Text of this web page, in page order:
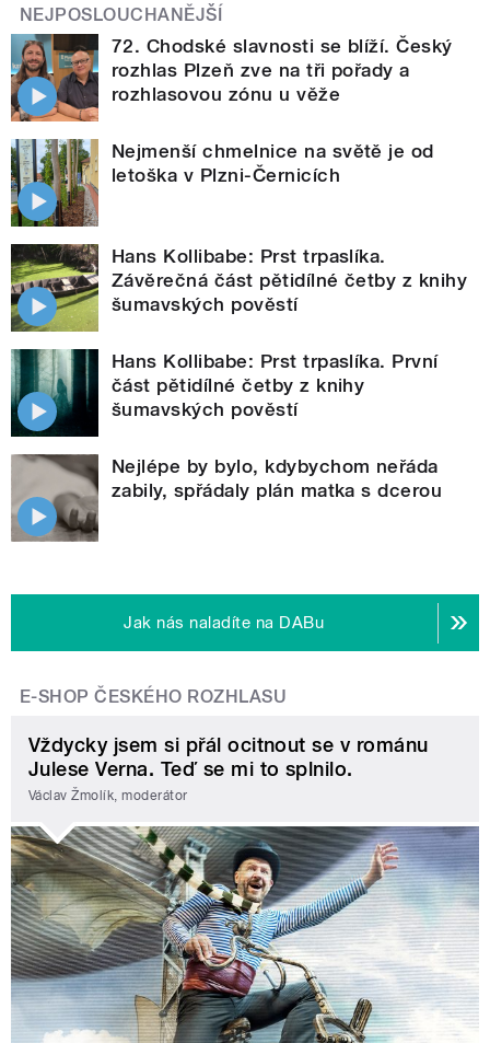
NEJPOSLOUCHANĚJŠÍ
72. Chodské slavnosti se blíží. Český
rozhlas Plzeň zve na tři pořady a
rozhlasovou zónu u věže
Nejmenší chmelnice na světě je od
letoška v Plzni-Černicích
Hans Kollibabe: Prst trpaslíka.
Závěrečná část pětidílné četby z knihy
šumavských pověstí
Hans Kollibabe: Prst trpaslíka. První
část pětidílné četby z knihy
šumavských pověstí
Nejlépe by bylo, kdybychom neřáda
zabily, spřádaly plán matka s dcerou
Jak nás naladíte na DABu
E-SHOP ČESKÉHO ROZHLASU
Vždycky jsem si přál ocitnout se v románu
Julese Verna. Teď se mi to splnilo.
Václav Žmolík, moderátor